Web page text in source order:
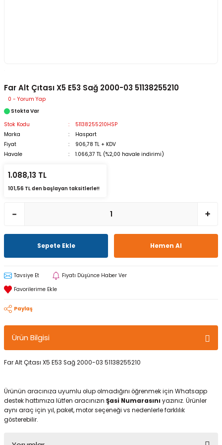
Far Alt Çıtası X5 E53 Sağ 2000-03 51138255210
0 - Yorum Yap
Stokta Var
Stok Kodu
51138255210HSP
Marka
Haspart
Fiyat
906,78 TL + KDV
Havale
1.066,37 TL (%2,00 havale indirimi)
1.088,13 TL
101,56 TL den başlayan taksitlerle!!
Sepete Ekle Hemen Al
Tavsiye Et Fiyatı Düşünce Haber Ver
Paylaş
Ürün Bilgisi
Far Alt Çıtası X5 E53 Sağ 2000-03 51138255210
Ürünün aracınıza uyumlu olup olmadığını öğrenmek için Whatsapp
destek hattımıza lütfen aracınızın Şasi Numarasını yazınız. Ürünler
aynı araç için yıl, paket, motor seçeneği vs nedenlerle farklılık
gösterebilir.